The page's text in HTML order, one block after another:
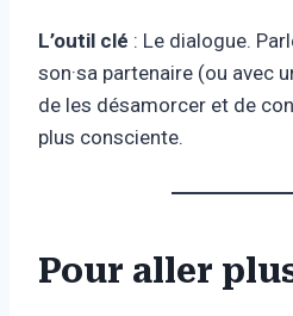
L’outil clé : Le dialogue.
son·sa partenaire (ou avec
de les désamorcer et de
plus consciente.
Pour aller